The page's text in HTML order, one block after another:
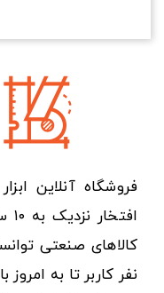
فروشگاه آنلاین
نفر کاربر تا به